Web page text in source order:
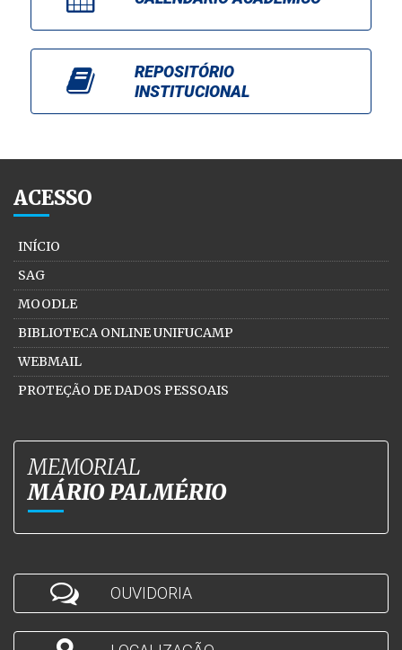
REPOSITÓRIO
INSTITUCIONAL
ACESSO
INÍCIO
SAG
MOODLE
BIBLIOTECA ONLINE UNIFUCAMP
WEBMAIL
PROTEÇÃO DE DADOS PESSOAIS
MEMORIAL
MÁRIO PALMÉRIO
OUVIDORIA